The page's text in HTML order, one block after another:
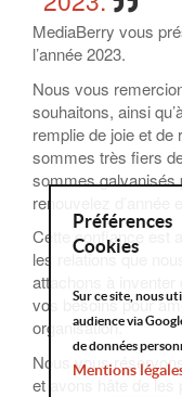
MediaBerry vous
l’année 2023.
Nous vous
souhaitons, ainsi
remplie de joie et
sommes très fiers
sommes galvanisés
renouvelez d’année
Cette confiance est
les relations que
attachons à
vos besoins pour
organisation.
Nous vous
et avons hâte de les
Préférences
Cookies
Sur ce site, nous
audience via
de données
Mentions